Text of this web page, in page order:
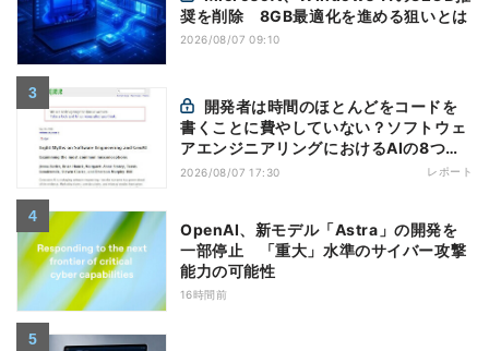
奨を削除 8GB最適化を進める狙いとは
2026/08/07 09:10
書くことに費やしていない？ソフトウェ
アエンジニアリングにおけるAIの8つの
神話への賛否
2026/08/07 17:30 レポート
OpenAI、新モデル「Astra」の開発を
一部停止 「重大」水準のサイバー攻撃
能力の可能性
16時間前